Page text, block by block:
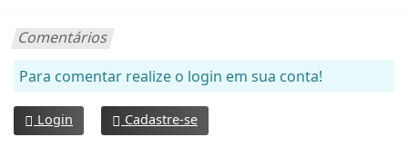
Comentários
Para comentar realize o login em sua conta!
Login Cadastre-se